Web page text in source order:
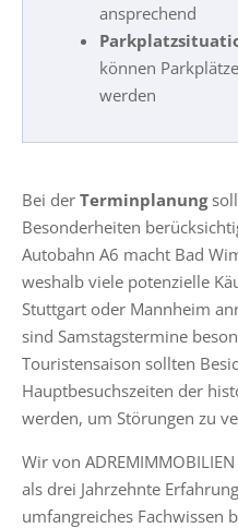
ansprechend
können
werden
Bei der Terminplanung
Besonderheiten
Autobahn A6 macht Bad
weshalb viele potenzielle
Stuttgart oder Mannheim
sind Samstagstermine
Touristensaison sollten
Hauptbesuchszeiten der
werden, um Störungen zu
Wir von
als drei Jahrzehnte
umfangreiches Fachwissen